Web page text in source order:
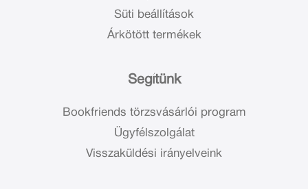
Süti beállítások
Árkötött termékek
Segítünk
Bookfriends törzsvásárlói program
Ügyfélszolgálat
Visszaküldési irányelveink